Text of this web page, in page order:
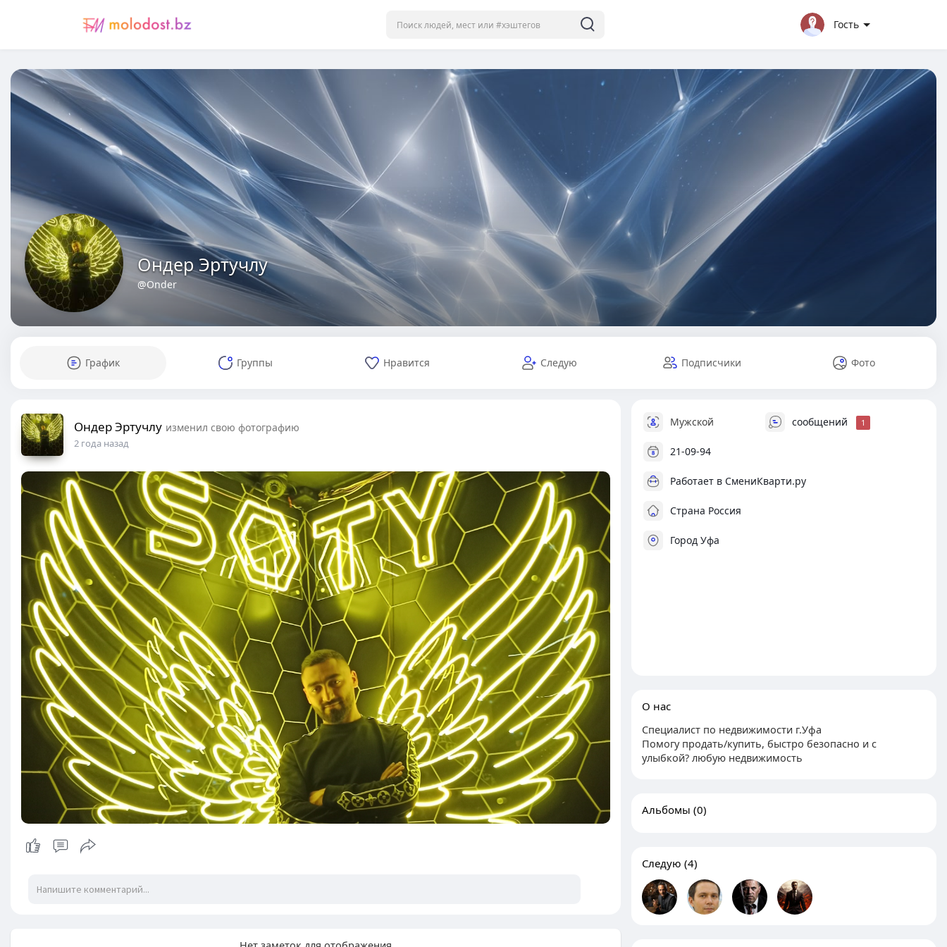
Гость
Ондер Эртучлу
@Onder
График Группы Нравится Следую Подписчики Фото
Ондер Эртучлу изменил свою фотографию
2 года назад
Мужской сообщений 1
21-09-94
Работает в СмениКварти.ру
Страна Россия
Город Уфа
О нас
Специалист по недвижимости г.Уфа
Помогу продать/купить, быстро безопасно и с
улыбкой? любую недвижимость
Альбомы (0)
Следую (4)